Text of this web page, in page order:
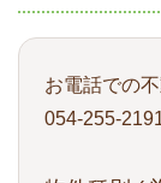
お電話での
054-255-